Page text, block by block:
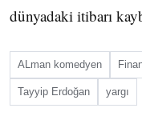
dünyadaki itibarı
ALman komedyen
Tayyip Erdoğan yargı